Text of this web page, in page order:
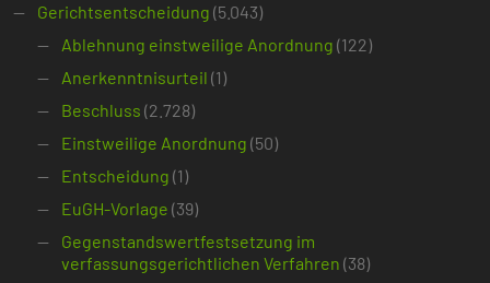
Gerichtsentscheidung (5.043)
Ablehnung einstweilige Anordnung (122)
Anerkenntnisurteil (1)
Beschluss (2.728)
Einstweilige Anordnung (50)
Entscheidung (1)
EuGH-Vorlage (39)
Gegenstandswertfestsetzung im
verfassungsgerichtlichen Verfahren (38)